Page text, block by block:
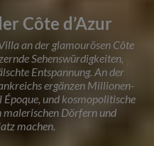
Côte d’Azur
an der glamourösen Côte
Sehenswürdigkeiten,
Entspannung. An der
ergänzen Millionen-
und kosmopolitische
malerischen Dörfern und
machen.